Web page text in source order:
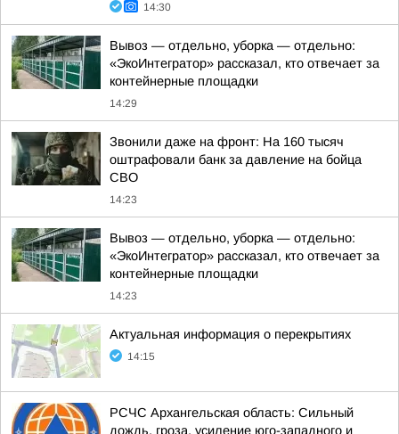
14:30
Вывоз — отдельно, уборка — отдельно:
«ЭкоИнтегратор» рассказал, кто отвечает за
контейнерные площадки
14:29
Звонили даже на фронт: На 160 тысяч
оштрафовали банк за давление на бойца
СВО
14:23
Вывоз — отдельно, уборка — отдельно:
«ЭкоИнтегратор» рассказал, кто отвечает за
контейнерные площадки
14:23
Актуальная информация о перекрытиях
14:15
РСЧС Архангельская область: Сильный
дождь, гроза, усиление юго-западного и